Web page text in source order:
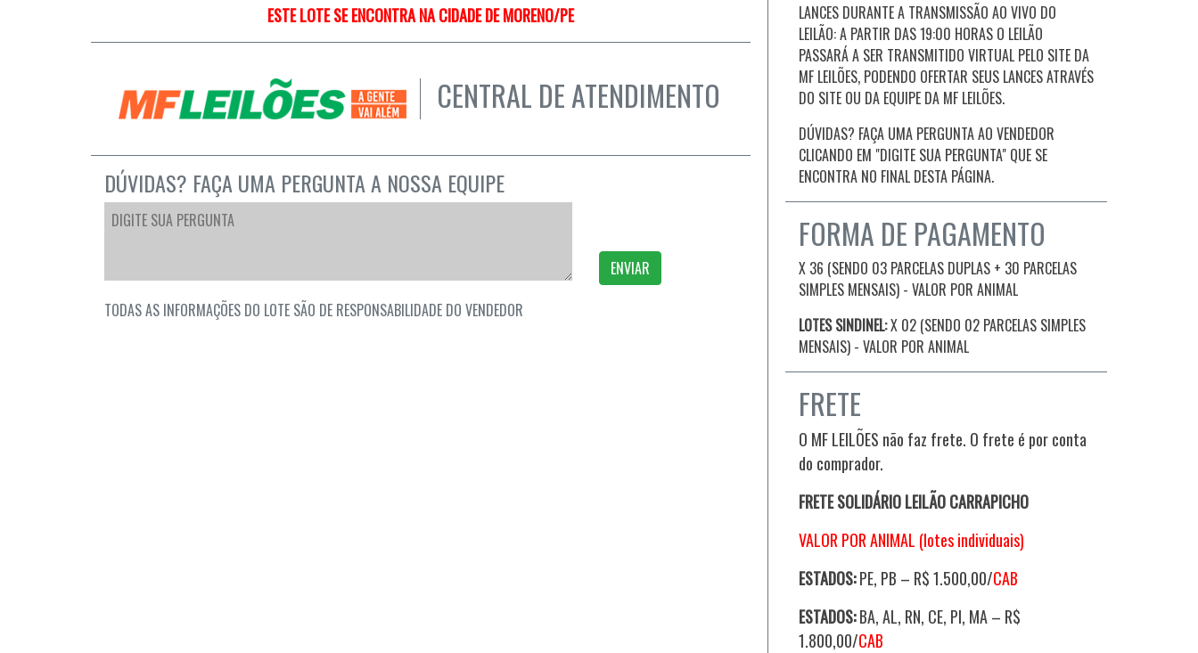
ESTE LOTE SE ENCONTRA NA CIDADE DE MORENO/PE
CENTRAL DE ATENDIMENTO
DÚVIDAS? FAÇA UMA PERGUNTA A NOSSA EQUIPE
ENVIAR
TODAS AS INFORMAÇÕES DO LOTE SÃO DE RESPONSABILIDADE DO VENDEDOR
LANCES DURANTE A TRANSMISSÃO AO VIVO DO
LEILÃO: A PARTIR DAS 19:00 HORAS O LEILÃO
PASSARÁ A SER TRANSMITIDO VIRTUAL PELO SITE DA
MF LEILÕES, PODENDO OFERTAR SEUS LANCES ATRAVÉS
DO SITE OU DA EQUIPE DA MF LEILÕES.
DÚVIDAS? FAÇA UMA PERGUNTA AO VENDEDOR
CLICANDO EM "DIGITE SUA PERGUNTA" QUE SE
ENCONTRA NO FINAL DESTA PÁGINA.
FORMA DE PAGAMENTO
X 36 (SENDO 03 PARCELAS DUPLAS + 30 PARCELAS
SIMPLES MENSAIS) - VALOR POR ANIMAL
LOTES SINDINEL:X 02 (SENDO 02 PARCELAS SIMPLES
MENSAIS) - VALOR POR ANIMAL
FRETE
O MF LEILÕES não faz frete. O frete é por conta
do comprador.
FRETE SOLIDÁRIO LEILÃO CARRAPICHO
VALOR POR ANIMAL (lotes individuais)
ESTADOS:PE, PB – R$ 1.500,00/CAB
ESTADOS:BA, AL, RN, CE, PI, MA – R$
1.800,00/CAB